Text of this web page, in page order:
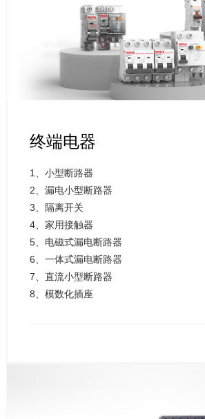
终端电器
1、小型断路器
2、漏电小型断路器
3、隔离开关
4、家用接触器
5、电磁式漏电断路器
6、一体式漏电断路器
7、直流小型断路器
8、模数化插座